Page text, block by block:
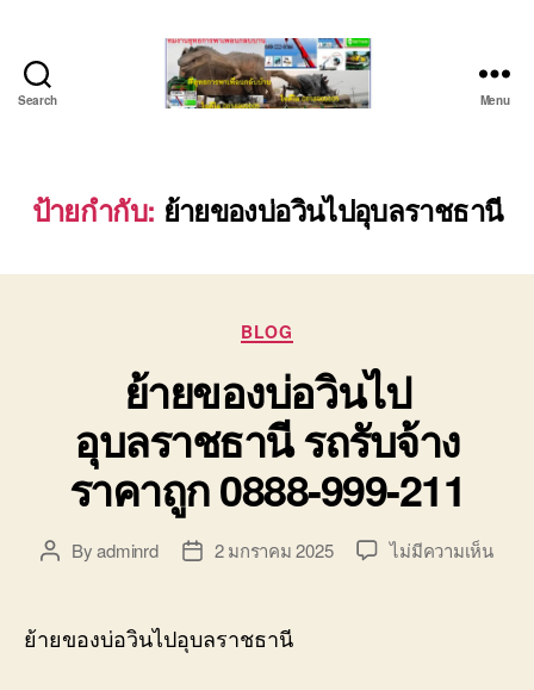
Search
เครื่องจักร
ระยอง
(บริษัท
พาณิชย์
บริการ
รถยก
รถ
รับจ้าง
ใน
เขต
บ่อ
วิน
Menu
ป้ายกำกับ: ย้ายของบ่อวินไปอุบลราชธานี
Categories
BLOG
ย้ายของบ่อวินไป
อุบลราชธานี รถรับจ้าง
ราคาถูก 0888-999-211
PostByadminrd
Post2 มกราคม 2025 ไม่มีความเห็นบน
ย้ายของบ่อวินไปอุบลราชธานี